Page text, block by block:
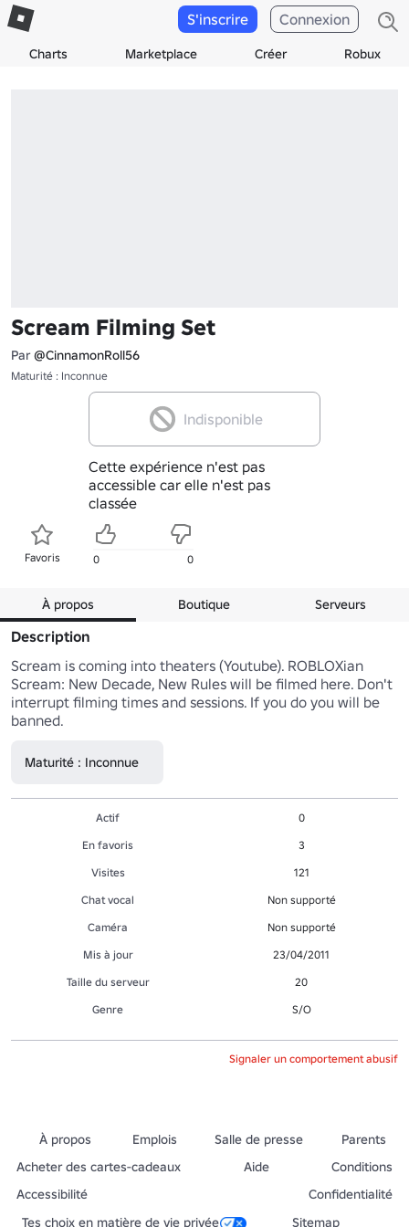
Charts Marketplace Créer Robux
S'inscrire Connexion
Scream Filming Set
Par @CinnamonRoll56
Maturité : Inconnue
Indisponible
Cette expérience n'est pas
accessible car elle n'est pas
classée
Favoris 0 0
À propos Boutique Serveurs
Description
Scream is coming into theaters (Youtube). ROBLOXian
Scream: New Decade, New Rules will be filmed here. Don't
interrupt filming times and sessions. If you do you will be
banned.
Maturité : Inconnue
Actif
0
En favoris
3
Visites
121
Chat vocal
Non supporté
Caméra
Non supporté
Mis à jour
23/04/2011
Taille du serveur
20
Genre
S/O
Signaler un comportement abusif
À propos Emplois Salle de presse
Parents
Acheter des cartes-cadeaux
Aide
Conditions
Accessibilité
Confidentialité
Tes choix en matière de vie privée
Sitemap